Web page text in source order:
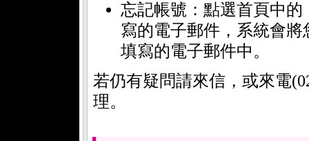
忘記帳號：點選首頁中
寫的電子郵件，系統會
填寫的電子郵件中。
若仍有疑問請來信，或來電
理。